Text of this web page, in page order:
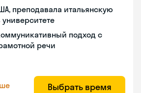
преподавала итальянскую
университете
подход с
речи
Выбрать время